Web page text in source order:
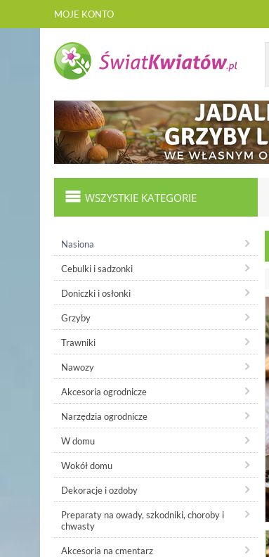
MOJE KONTO
WSZYSTKIE KATEGORIE
Nasiona
Cebulki i sadzonki
Doniczki i osłonki
Grzyby
Trawniki
Nawozy
Akcesoria ogrodnicze
Narzędzia ogrodnicze
W domu
Wokół domu
Dekoracje i ozdoby
Preparaty na owady, szkodniki, choroby i
chwasty
Akcesoria na cmentarz